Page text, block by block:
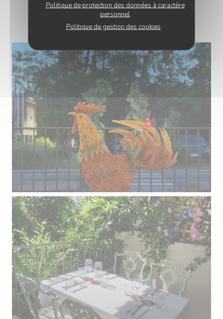
Politique de protection des données à caractère
personnel
Politique de gestion des cookies
PHOTOS